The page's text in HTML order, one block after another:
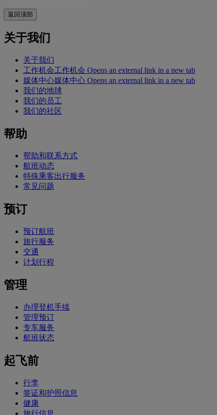
返回顶部
关于我们
关于我们
工作机会工作机会 Opens an external link in a new tab
媒体中心媒体中心 Opens an external link in a new tab
我们的地球
我们的员工
我们的社区
帮助
帮助和联系方式
航班动态
特殊乘客出行服务
常见问题
预订
预订航班
旅行服务
交通
计划行程
管理
办理登机手续
管理预订
专车服务
航班状态
起飞前
行李
签证和护照信息
健康
旅行信息